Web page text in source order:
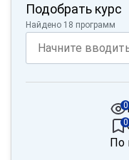
Подобрать курс
Найдено 18 программ
0
0
По